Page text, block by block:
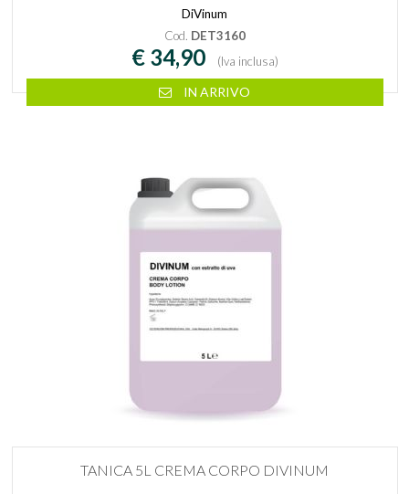
DiVinum
Cod. DET3160
€ 34,90 (Iva inclusa)
IN ARRIVO
TANICA 5L CREMA CORPO DIVINUM